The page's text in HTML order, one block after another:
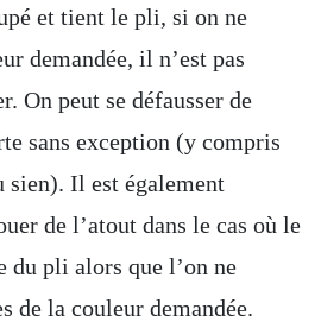
et tient le pli, si on ne
demandée, il n’est pas
On peut se défausser de
sans exception (y compris
Il est également
de l’atout dans le cas où le
du pli alors que l’on ne
de la couleur demandée.